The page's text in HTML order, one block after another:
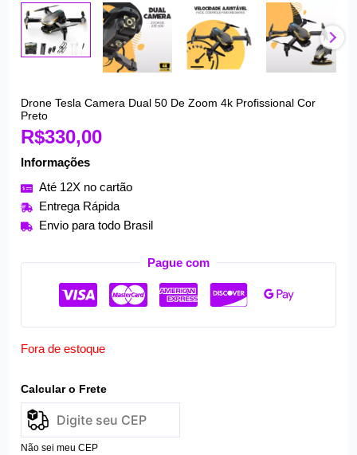
Drone Tesla Camera Dual 50 De Zoom 4k Profissional Cor
Preto
R$330,00
Informações
Até 12X no cartão
Entrega Rápida
Envio para todo Brasil
Pague com
Fora de estoque
Calcular o Frete
Não sei meu CEP